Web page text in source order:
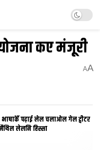
कए मंजूरी
AA
भाषाकेँ पढ़ाई लेल चलाओल गेल ट्वीटर
लेलनि हिस्सा